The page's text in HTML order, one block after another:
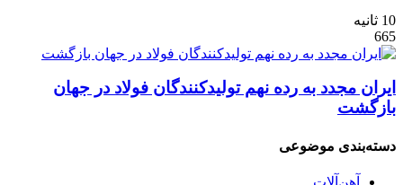
10 ثانیه
665
ایران مجدد به رده نهم تولیدکنندگان فولاد در جهان
بازگشت
دسته‌بندی موضوعی
آهن‌آلات